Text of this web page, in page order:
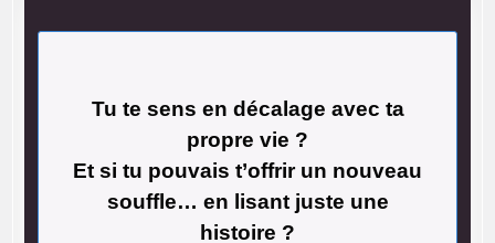
Tu te sens en décalage avec ta
propre vie ?
Et si tu pouvais t’offrir un nouveau
souffle… en lisant juste une
histoire ?